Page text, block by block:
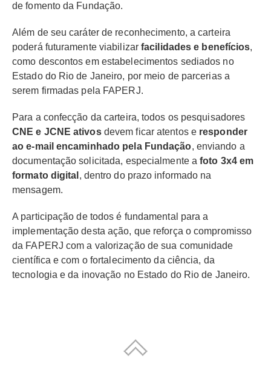
de fomento da Fundação.
Além de seu caráter de reconhecimento, a carteira
poderá futuramente viabilizarfacilidades e benefícios,
como descontos em estabelecimentos sediados no
Estado do Rio de Janeiro, por meio de parcerias a
serem firmadas pela FAPERJ.
Para a confecção da carteira, todos os pesquisadores
CNE e JCNE ativosdevem ficar atentos e responder
ao e-mail encaminhado pela Fundação, enviando a
documentação solicitada, especialmente afoto 3x4 em
formato digital , dentro do prazo informado na
mensagem.
A participação de todos é fundamental para a
implementação desta ação, que reforça o compromisso
da FAPERJ com a valorização de sua comunidade
científica e com o fortalecimento da ciência, da
tecnologia e da inovação no Estado do Rio de Janeiro.